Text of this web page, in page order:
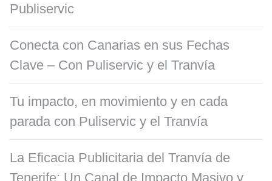
Publiservic
Conecta con Canarias en sus Fechas
Clave – Con Puliservic y el Tranvía
Tu impacto, en movimiento y en cada
parada con Puliservic y el Tranvía
La Eficacia Publicitaria del Tranvía de
Tenerife: Un Canal de Impacto Masivo y